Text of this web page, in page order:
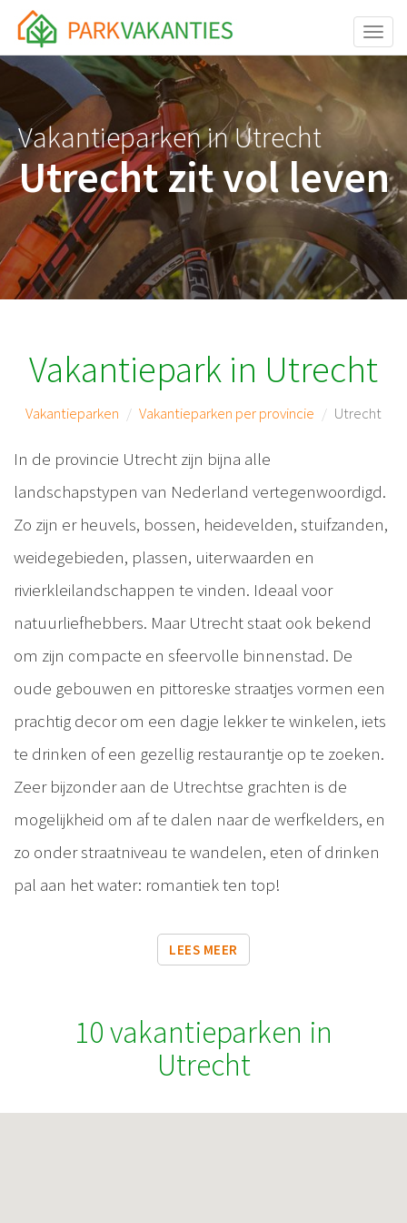
<body id="page-top">
Vakantieparken in Utrecht
Utrecht zit vol leven
Vakantiepark in Utrecht
Vakantieparken Vakantieparken per provincie Utrecht
In de provincie Utrecht zijn bijna alle
landschapstypen van Nederland vertegenwoordigd.
Zo zijn er heuvels, bossen, heidevelden, stuifzanden,
weidegebieden, plassen, uiterwaarden en
rivierkleilandschappen te vinden. Ideaal voor
natuurliefhebbers. Maar Utrecht staat ook bekend
om zijn compacte en sfeervolle binnenstad. De
oude gebouwen en pittoreske straatjes vormen een
prachtig decor om een dagje lekker te winkelen, iets
te drinken of een gezellig restaurantje op te zoeken.
Zeer bijzonder aan de Utrechtse grachten is de
mogelijkheid om af te dalen naar de werfkelders, en
zo onder straatniveau te wandelen, eten of drinken
pal aan het water: romantiek ten top!
LEES MEER
10 vakantieparken in
Utrecht